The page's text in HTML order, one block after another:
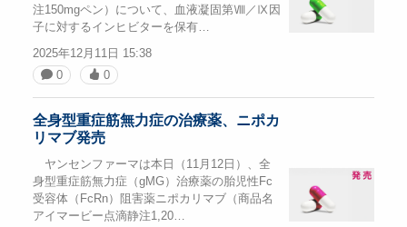
注150mgペン）について、血液凝固第Ⅷ／Ⅸ因
子に対するインヒビターを保有…
2025年12月11日 15:38
0
0
全身型重症筋無力症の治療薬、ニポカ
リマブ発売
ヤンセンファーマは本日（11月12日）、全
身型重症筋無力症（gMG）治療薬の胎児性Fc
受容体（FcRn）阻害薬ニポカリマブ（商品名
アイマービー点滴静注1,20…